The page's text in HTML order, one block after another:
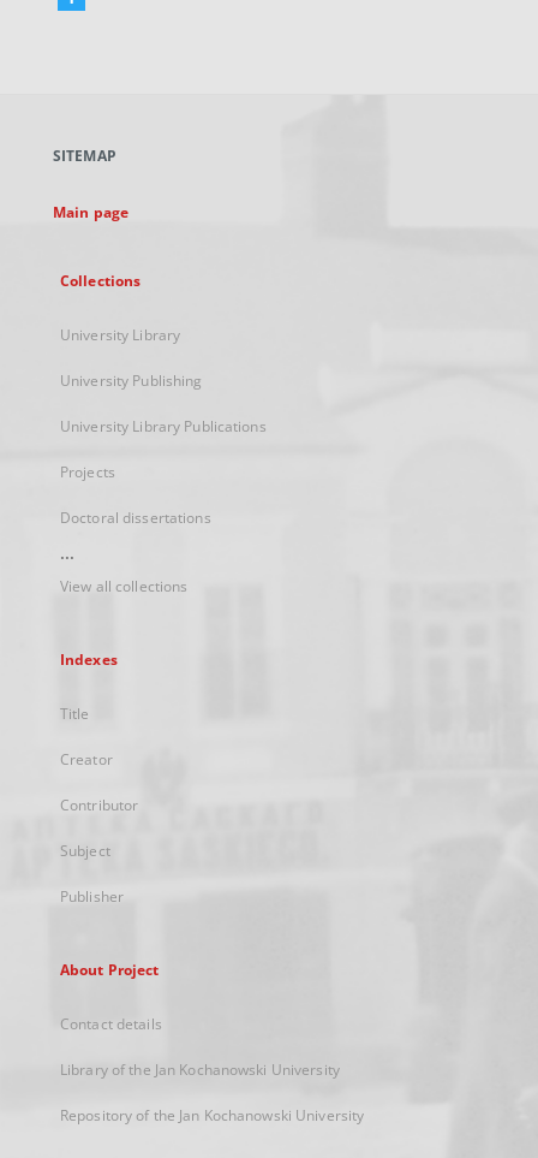
new
SITEMAP
Main page
Collections
University Library
University Publishing
University Library Publications
Projects
Doctoral dissertations
...
View all collections
Indexes
Title
Creator
Contributor
Subject
Publisher
About Project
Contact details
Library of the Jan Kochanowski University
Repository of the Jan Kochanowski University